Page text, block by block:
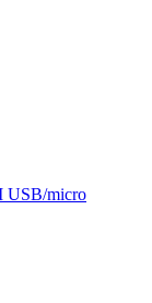
USB/micro